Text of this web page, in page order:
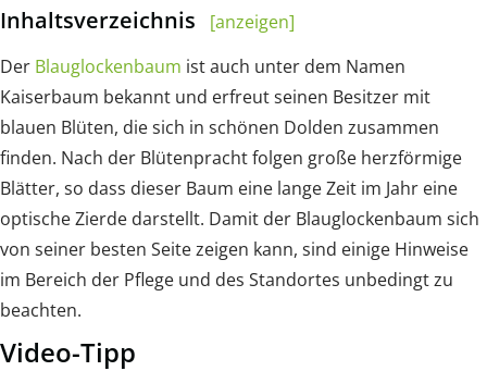
Inhaltsverzeichnis
[anzeigen]
Der Blauglockenbaum ist auch unter dem Namen
Kaiserbaum bekannt und erfreut seinen Besitzer mit
blauen Blüten, die sich in schönen Dolden zusammen
finden. Nach der Blütenpracht folgen große herzförmige
Blätter, so dass dieser Baum eine lange Zeit im Jahr eine
optische Zierde darstellt. Damit der Blauglockenbaum sich
von seiner besten Seite zeigen kann, sind einige Hinweise
im Bereich der Pflege und des Standortes unbedingt zu
beachten.
Video-Tipp